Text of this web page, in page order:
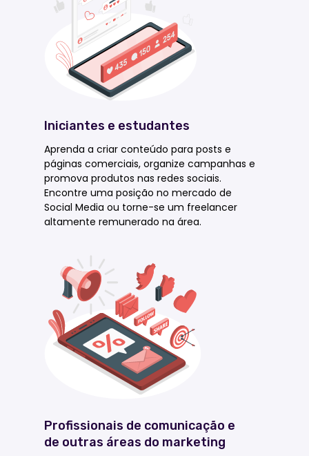
Iniciantes e estudantes
Profissionais de comunicação e
de outras áreas do marketing
Aprenda a criar conteúdo para posts e
páginas comerciais, organize campanhas e
promova produtos nas redes sociais.
Encontre uma posição no mercado de
Social Media ou torne-se um freelancer
altamente remunerado na área.